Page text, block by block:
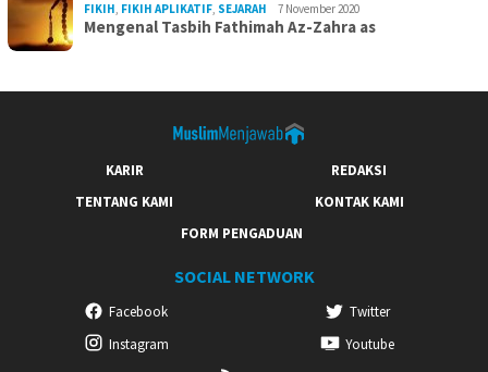
FIKIH, FIKIH APLIKATIF, SEJARAH 7 November 2020
Mengenal Tasbih Fathimah Az-Zahra as
KARIR
REDAKSI
TENTANG KAMI
KONTAK KAMI
FORM PENGADUAN
SOCIAL NETWORK
Facebook
Twitter
Instagram
Youtube